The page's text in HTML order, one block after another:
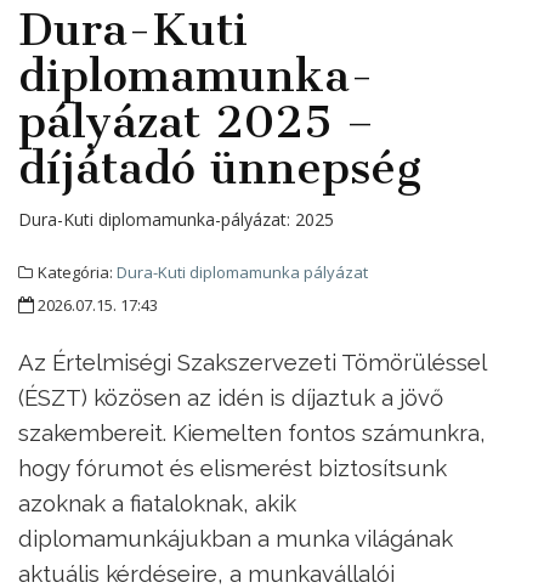
Dura-Kuti
diplomamunka-
pályázat 2025 –
díjátadó ünnepség
Dura-Kuti diplomamunka-pályázat: 2025
Kategória: Dura-Kuti diplomamunka pályázat
2026.07.15. 17:43
Az Értelmiségi Szakszervezeti Tömörüléssel
(ÉSZT) közösen az idén is díjaztuk a jövő
szakembereit. Kiemelten fontos számunkra,
hogy fórumot és elismerést biztosítsunk
azoknak a fiataloknak, akik
diplomamunkájukban a munka világának
aktuális kérdéseire, a munkavállalói